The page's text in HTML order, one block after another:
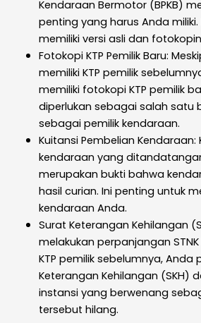
Kendaraan Bermotor (BPKB)
penting yang harus Anda
memiliki versi asli dan
Fotokopi KTP Pemilik Baru:
memiliki KTP pemilik
memiliki fotokopi KTP pemilik
diperlukan sebagai salah satu
sebagai pemilik kendaraan.
Kuitansi Pembelian
kendaraan yang
merupakan bukti bahwa
hasil curian. Ini penting untuk
kendaraan Anda.
Surat Keterangan Kehilangan
melakukan perpanjangan
KTP pemilik sebelumnya, Anda
Keterangan Kehilangan (SKH)
instansi yang berwenang
tersebut hilang.